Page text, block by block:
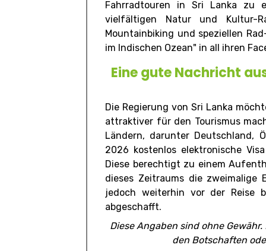
Fahrradtouren in Sri Lanka zu
vielfältigen Natur und Kultur-
Mountainbiking und speziellen
im Indischen Ozean" in all ihren
Eine gute Nachricht
Die Regierung von Sri Lanka
attraktiver für den Tourismus
Ländern, darunter Deutschland,
2026 kostenlos elektronische
Diese berechtigt zu einem
dieses Zeitraums die zweimalige
jedoch weiterhin vor der Reise
abgeschafft.
Diese Angaben sind ohne
den Botschaften